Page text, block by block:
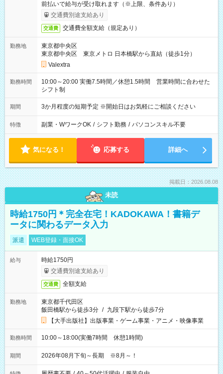
前払いで給与が受け取れます（※上限、条件あり）
交通費別途支給あり
交通費 交通費全額支給（規定あり）
勤務地
東京都中央区
東京都中央区 東京メトロ 日本橋駅から直結（徒歩1分）
Valextra
勤務時間
10:00～20:00 実働7.5時間／休憩1.5時間 営業時間に合わせた
シフト制
期間 3か月程度の短期予定 ※開始日はお気軽にご相談ください
特徴 副業・WワークOK / シフト勤務 / パソコンスキル不要
気になる！ 応募する 詳細へ
掲載日：2026.08.08
未読
時給1750円＊完全在宅！KADOKAWA！書籍デ
ータに関わるデータ入力
派遣 WEB登録・面接OK
給与
時給1750円
交通費別途支給あり
交通費 全額支給
勤務地
東京都千代田区
飯田橋駅から徒歩3分 / 九段下駅から徒歩7分
【大手出版社】出版事業・ゲーム事業・アニメ・映像事業
勤務時間 10:00～18:00(実働7時間 休憩1時間)
期間 2026年08月下旬～長期 ※8月～！